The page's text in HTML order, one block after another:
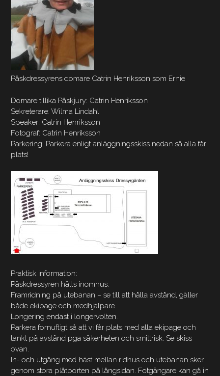
Påskdressyrens domare Catrin Henriksson som Ernie
Domare tillika Påskjury: Catrin Henriksson
Sekreterare: Wilma Lindahl
Speaker: Catrin Henriksson
Fotograf: Catrin Henriksson
Parkering: Parkera enligt anläggningsskiss nedan så alla får
plats!
Praktisk information:
Påskdressyren hålls inomhus.
Framridning på utebanan – se till att hålla avstånd, gäller
både ekipage och medhjälpare.
Longering endast i longervolten.
Parkera förnuftigt så att vi får plats med alla ekipage och
tänkt på avstånd pga säkerheten och smittrisk. Se skiss
ovan.
In- och utgång med häst mellan ridhus och utebanan sker
genom stora plåtporten på långsidan. Fotgängare kan gå in